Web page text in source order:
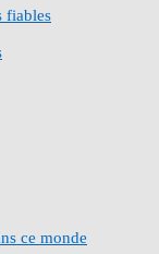
fiables
ce monde